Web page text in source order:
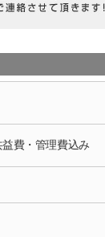
益費・管理費込み